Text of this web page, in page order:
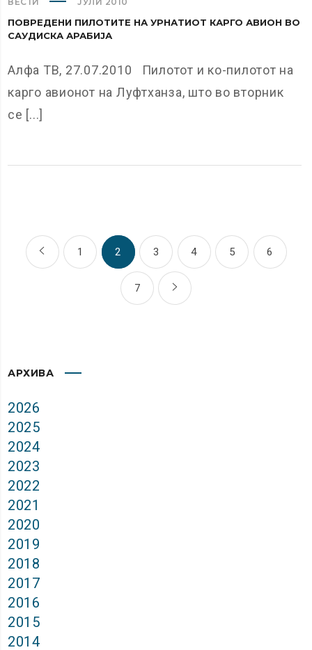
ПОВРЕДЕНИ ПИЛОТИТЕ НА УРНАТИОТ КАРГО АВИОН ВО
САУДИСКА АРАБИЈА
Алфа ТВ, 27.07.2010 Пилотот и ко-пилотот на
карго авионот на Луфтханза, што во вторник
се [...]
1 2 3 4 5 6
7
АРХИВА
2026
2025
2024
2023
2022
2021
2020
2019
2018
2017
2016
2015
2014